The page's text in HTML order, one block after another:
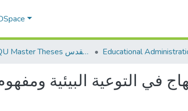
AQU Master Theses الرسائل الجامعية الخاصة بجامعة القدس
في التوعية البيئية